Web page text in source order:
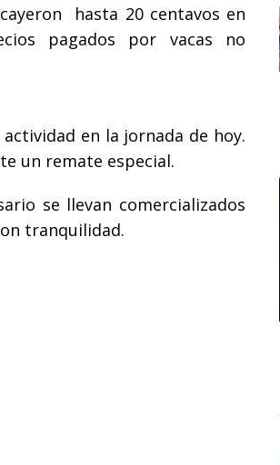
hasta 20 centavos en
pagados por vacas no
en la jornada de hoy.
un remate especial.
se llevan comercializados
tranquilidad.